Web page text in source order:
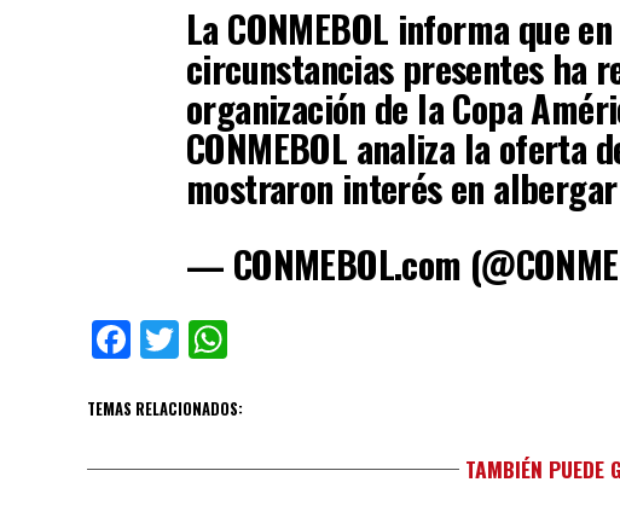
La CONMEBOL informa que
circunstancias presentes ha
organización de la Copa
CONMEBOL analiza la oferta
mostraron interés en
— CONMEBOL.com
Facebook
Twitter
TEMAS RELACIONADOS:
TAMBIÉN PUEDE